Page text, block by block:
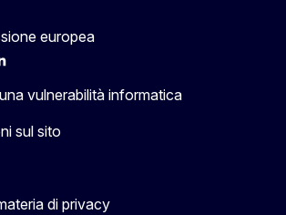
europea
vulnerabilità informatica
sul sito
di privacy